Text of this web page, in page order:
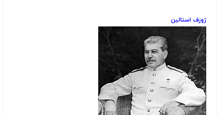
ژوزف استالین